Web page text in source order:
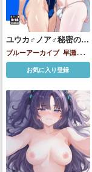
ユウカ♂ノア♂秘密の〇
〇
ブルーアーカイブ 早瀬ユウ
カ生塩ノア
お気に入り登録